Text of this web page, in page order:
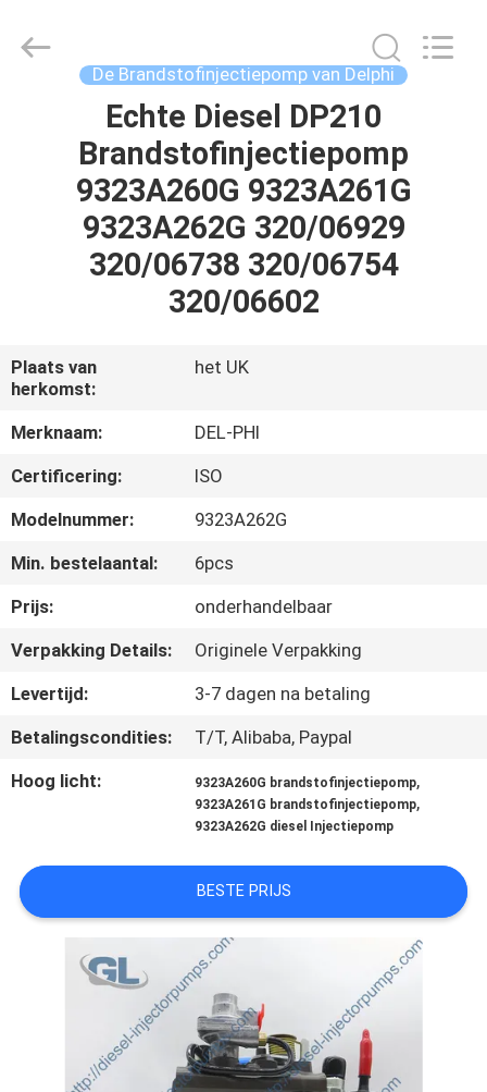
PRODUCTEN
VIDEO'S
ONS
FABRIEKSTOCHT
VRAAG
EEN
OFFERTE
SITEMAP
PRIVACYBELEID
Parts
De Brandstofinjectiepomp van Delphi
Echte Diesel DP210
Brandstofinjectiepomp
9323A260G 9323A261G
9323A262G 320/06929
320/06738 320/06754
320/06602
Plaats van
herkomst:
het UK
Merknaam:
DEL-PHI
Certificering:
ISO
Modelnummer:
9323A262G
Min. bestelaantal:
6pcs
Prijs:
onderhandelbaar
Verpakking Details:
Originele Verpakking
Levertijd:
3-7 dagen na betaling
Betalingscondities:
T/T, Alibaba, Paypal
Hoog licht:
9323A260G brandstofinjectiepomp,
9323A261G brandstofinjectiepomp,
9323A262G diesel Injectiepomp
BESTE PRIJS